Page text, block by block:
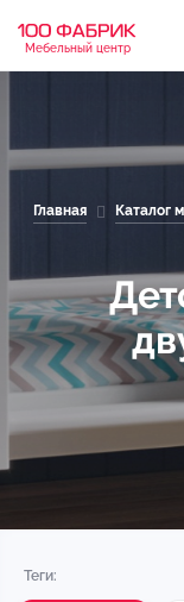
Мебельный центр
Главная Каталог
Теги: